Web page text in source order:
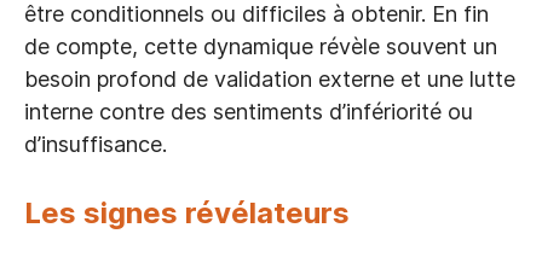
être conditionnels ou difficiles à obtenir. En fin
de compte, cette dynamique révèle souvent un
besoin profond de validation externe et une lutte
interne contre des sentiments d’infériorité ou
d’insuffisance.
Les signes révélateurs